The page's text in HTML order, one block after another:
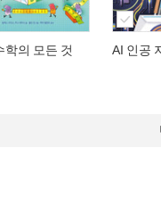
학의 모든 것 AI 인공